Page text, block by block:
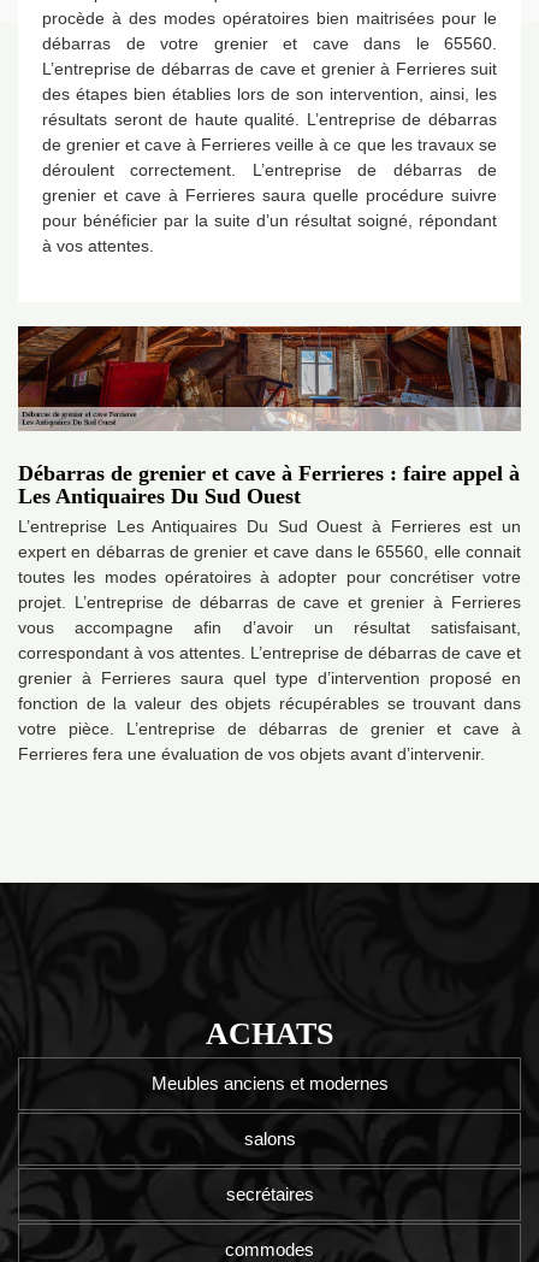
procède à des modes opératoires bien maitrisées pour le
débarras de votre grenier et cave dans le 65560.
L’entreprise de débarras de cave et grenier à Ferrieres suit
des étapes bien établies lors de son intervention, ainsi, les
résultats seront de haute qualité. L’entreprise de débarras
de grenier et cave à Ferrieres veille à ce que les travaux se
déroulent correctement. L’entreprise de débarras de
grenier et cave à Ferrieres saura quelle procédure suivre
pour bénéficier par la suite d’un résultat soigné, répondant
à vos attentes.
Débarras de grenier et cave à Ferrieres : faire appel à
Les Antiquaires Du Sud Ouest
L’entreprise Les Antiquaires Du Sud Ouest à Ferrieres est un
expert en débarras de grenier et cave dans le 65560, elle connait
toutes les modes opératoires à adopter pour concrétiser votre
projet. L’entreprise de débarras de cave et grenier à Ferrieres
vous accompagne afin d’avoir un résultat satisfaisant,
correspondant à vos attentes. L’entreprise de débarras de cave et
grenier à Ferrieres saura quel type d’intervention proposé en
fonction de la valeur des objets récupérables se trouvant dans
votre pièce. L’entreprise de débarras de grenier et cave à
Ferrieres fera une évaluation de vos objets avant d’intervenir.
ACHATS
Meubles anciens et modernes
salons
secrétaires
commodes